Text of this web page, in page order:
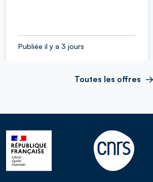
Publiée il y a 3 jours
Toutes les offres